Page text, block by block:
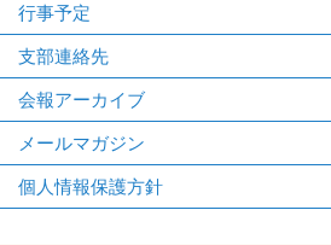
行事予定
支部連絡先
会報アーカイブ
メールマガジン
個人情報保護方針